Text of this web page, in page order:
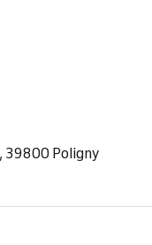
39800 Poligny